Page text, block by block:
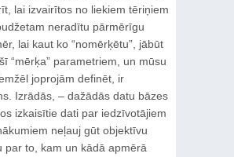
lai izvairītos no liekiem tēriņiem
neradītu pārmērīgu
lai kaut ko “nomērķētu”, jābūt
“mērķa” parametriem, un mūsu
joprojām definēt, ir
Izrādās, – dažādās datu bāzes
izkaisītie dati par iedzīvotājiem
neļauj gūt objektīvu
par to, kam un kādā apmērā